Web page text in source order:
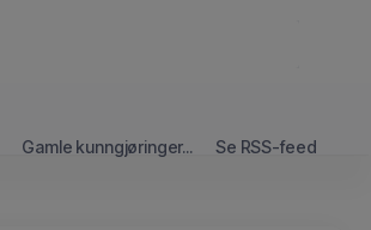
Gamle kunngjøringer... Se RSS-feed